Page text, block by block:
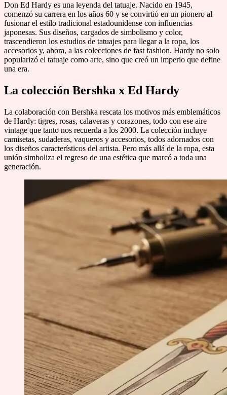
Don Ed Hardy es una leyenda del tatuaje. Nacido en 1945,
comenzó su carrera en los años 60 y se convirtió en un pionero al
fusionar el estilo tradicional estadounidense con influencias
japonesas. Sus diseños, cargados de simbolismo y color,
trascendieron los estudios de tatuajes para llegar a la ropa, los
accesorios y, ahora, a las colecciones de fast fashion. Hardy no solo
popularizó el tatuaje como arte, sino que creó un imperio que define
una era.
La colección Bershka x Ed Hardy
La colaboración con Bershka rescata los motivos más emblemáticos
de Hardy: tigres, rosas, calaveras y corazones, todo con ese aire
vintage que tanto nos recuerda a los 2000. La colección incluye
camisetas, sudaderas, vaqueros y accesorios, todos adornados con
los diseños característicos del artista. Pero más allá de la ropa, esta
unión simboliza el regreso de una estética que marcó a toda una
generación.